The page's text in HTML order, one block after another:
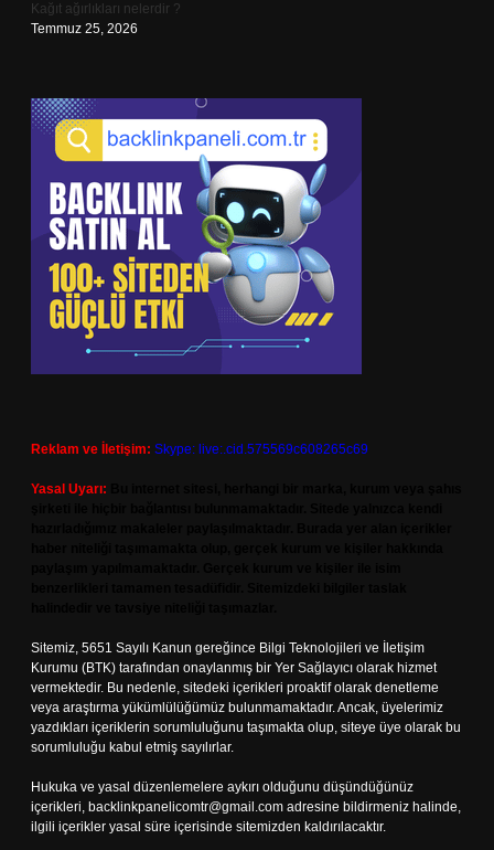
Kağıt ağırlıkları nelerdir ?
Temmuz 25, 2026
Reklam ve İletişim: Skype: live:.cid.575569c608265c69
Yasal Uyarı:
Sitemiz, 5651 Sayılı Kanun gereğince Bilgi Teknolojileri ve İletişim
Kurumu (BTK) tarafından onaylanmış bir Yer Sağlayıcı olarak hizmet
vermektedir. Bu nedenle, sitedeki içerikleri proaktif olarak denetleme
veya araştırma yükümlülüğümüz bulunmamaktadır. Ancak, üyelerimiz
yazdıkları içeriklerin sorumluluğunu taşımakta olup, siteye üye olarak bu
sorumluluğu kabul etmiş sayılırlar.
Hukuka ve yasal düzenlemelere aykırı olduğunu düşündüğünüz
içerikleri, backlinkpanelicomtr@gmail.com adresine bildirmeniz halinde,
ilgili içerikler yasal süre içerisinde sitemizden kaldırılacaktır.